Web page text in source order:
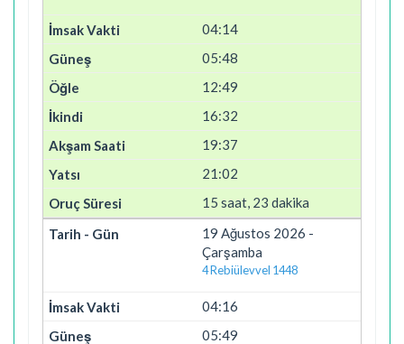
04:14
05:48
12:49
16:32
19:37
21:02
15 saat, 23 dakika
19 Ağustos 2026 -
Çarşamba
4 Rebiülevvel 1448
04:16
05:49